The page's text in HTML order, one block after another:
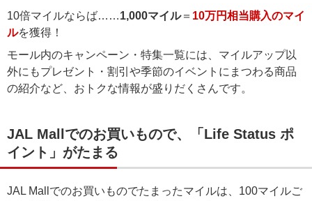
10倍マイルならば……1,000マイル＝ 10万円相当購入のマイ
ルを獲得！
モール内のキャンペーン・特集一覧には、マイルアップ以
外にもプレゼント・割引や季節のイベントにまつわる商品
の紹介など、おトクな情報が盛りだくさんです。
JAL Mallでのお買いもので、「Life Status ポ
イント」がたまる
JAL Mallでのお買いものでたまったマイルは、100マイルご